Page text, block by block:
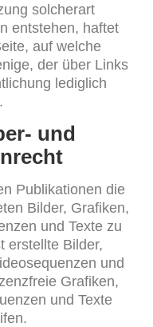
solcherart
entstehen, haftet
auf welche
der über Links
lediglich
und
Publikationen die
Bilder, Grafiken,
und Texte zu
erstellte Bilder,
und
Grafiken,
und Texte